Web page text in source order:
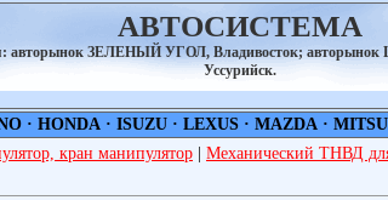
АВТОСИСТЕМА
авторынок ЗЕЛЕНЫЙ УГОЛ, Владивосток;
Уссурийск.
· HONDA· ISUZU· LEXUS· MAZDA·
кран манипулятор Механический ТНВД